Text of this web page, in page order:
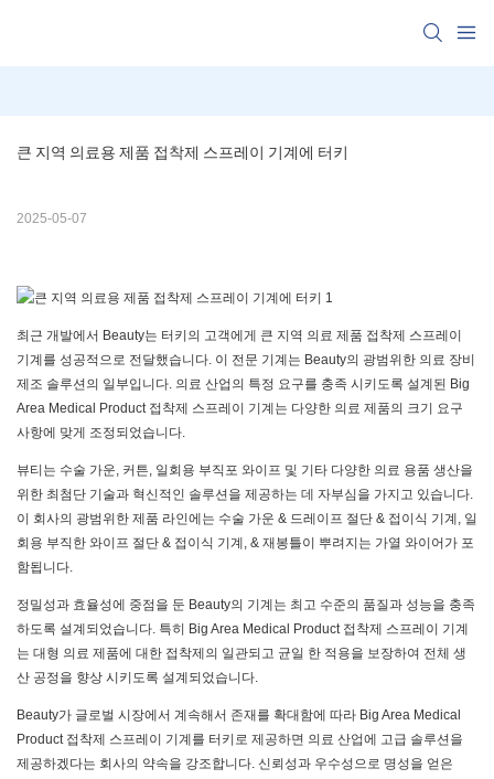
큰 지역 의료용 제품 접착제 스프레이 기계에 터키
2025-05-07
최근 개발에서 Beauty는 터키의 고객에게 큰 지역 의료 제품 접착제 스프레이
기계를 성공적으로 전달했습니다. 이 전문 기계는 Beauty의 광범위한 의료 장비
제조 솔루션의 일부입니다. 의료 산업의 특정 요구를 충족 시키도록 설계된 Big
Area Medical Product 접착제 스프레이 기계는 다양한 의료 제품의 크기 요구
사항에 맞게 조정되었습니다.
뷰티는 수술 가운, 커튼, 일회용 부직포 와이프 및 기타 다양한 의료 용품 생산을
위한 최첨단 기술과 혁신적인 솔루션을 제공하는 데 자부심을 가지고 있습니다.
이 회사의 광범위한 제품 라인에는 수술 가운 & 드레이프 절단 & 접이식 기계, 일
회용 부직한 와이프 절단 & 접이식 기계, & 재봉틀이 뿌려지는 가열 와이어가 포
함됩니다.
정밀성과 효율성에 중점을 둔 Beauty의 기계는 최고 수준의 품질과 성능을 충족
하도록 설계되었습니다. 특히 Big Area Medical Product 접착제 스프레이 기계
는 대형 의료 제품에 대한 접착제의 일관되고 균일 한 적용을 보장하여 전체 생
산 공정을 향상 시키도록 설계되었습니다.
Beauty가 글로벌 시장에서 계속해서 존재를 확대함에 따라 Big Area Medical
Product 접착제 스프레이 기계를 터키로 제공하면 의료 산업에 고급 솔루션을
제공하겠다는 회사의 약속을 강조합니다. 신뢰성과 우수성으로 명성을 얻은